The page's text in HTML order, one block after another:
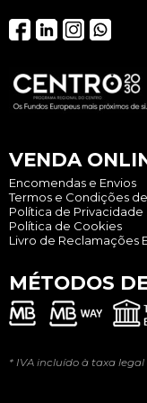
VENDA
Encomendas e Envios
Termos e Condições
Política de Privacidade
Política de Cookies
Livro de Reclamações
MÉTODOS
* IVA incluído à taxa legal